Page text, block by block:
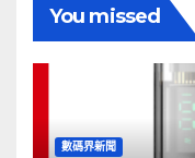
頁
You missed
數碼界新聞